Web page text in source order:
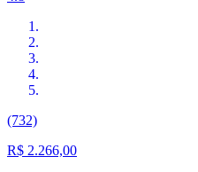
(732)
R$ 2.266,00